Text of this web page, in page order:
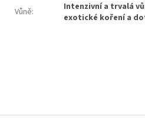
Vůně:
Intenzivní a trvalá
exotické koření a